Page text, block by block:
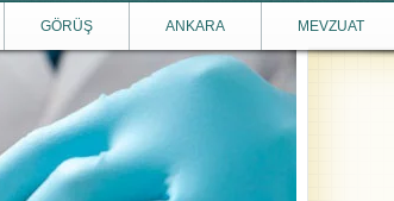
GÖRÜŞ ANKARA MEVZUAT